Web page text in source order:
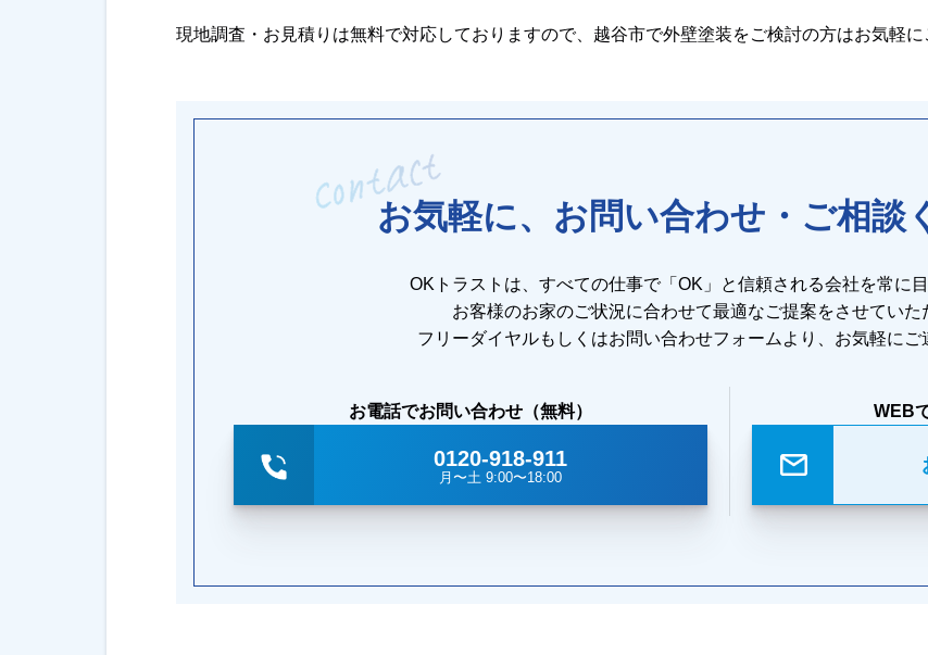
現地調査・お見積りは無料で対応しておりますので、越谷市で外壁塗装をご検討の方はお気軽に
お気軽に、お問い合わせ・ご相談
OKトラストは、すべての仕事で「OK」と信頼される会社を常に目
お客様のお家のご状況に合わせて最適なご提案をさせていた
フリーダイヤルもしくはお問い合わせフォームより、お気軽にご
お電話でお問い合わせ（無料）
0120-918-911
月〜土 9:00〜18:00
WEB